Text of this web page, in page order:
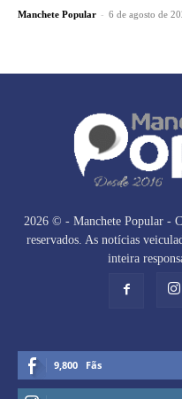
Manchete Popular - 6 de agosto de
2026 © - Manchete Popular -
reservados. As notícias
inteira
9,800 Fãs